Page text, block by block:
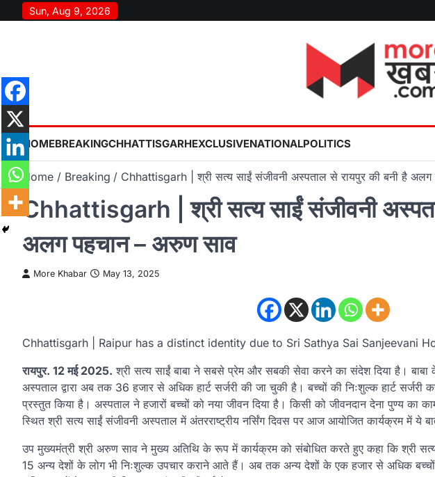
to
Sun, Aug 9, 2026
HOMEBREAKINGCHHATTISGARHEXCLUSIVENATIONALPOLITICS
Home Breaking Chhattisgarh | श्री सत्य साईं संजीवनी अस्पताल से रायपुर की बनी है
Chhattisgarh | श्री सत्य साईं संजीवनी
अलग पहचान – अरुण साव
More Khabar May 13, 2025
Chhattisgarh | Raipur has a distinct identity due to Sri Sathya Sai Sanjeevani
रायपुर. 12 मई 2025. श्री सत्य साईं बाबा ने सबसे प्रेम और सबकी सेवा करने का संदेश दिया है। बाबा
अस्पताल द्वारा अब तक 36 हजार से अधिक हार्ट सर्जरी की जा चुकी है। बच्चों की निःशुल्क हार्ट
प्रस्तुत किया है। अस्पताल ने हजारों बच्चों को नया जीवन दिया है। किसी को जीवनदान देना पुण्य का
स्थित श्री सत्य साईं संजीवनी अस्पताल में अंतरराष्ट्रीय नर्सिंग दिवस पर आज आयोजित कार्यक्रम में ये
उप मुख्यमंत्री श्री अरुण साव ने मुख्य अतिथि के रूप में कार्यक्रम को संबोधित करते हुए कहा कि श्री
15 अन्य देशों के लोग भी निःशुल्क उपचार कराने आते हैं। अब तक अन्य देशों के एक हजार से अधिक बच्चों